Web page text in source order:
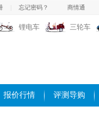
忘记密码？ 商情通
锂电车 三轮车
报价行情 评测导购